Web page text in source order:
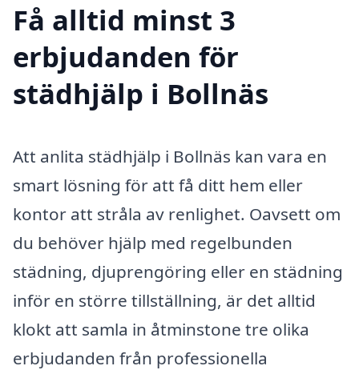
Få alltid minst 3
erbjudanden för
städhjälp i Bollnäs
Att anlita städhjälp i Bollnäs kan vara en
smart lösning för att få ditt hem eller
kontor att stråla av renlighet. Oavsett om
du behöver hjälp med regelbunden
städning, djuprengöring eller en städning
inför en större tillställning, är det alltid
klokt att samla in åtminstone tre olika
erbjudanden från professionella